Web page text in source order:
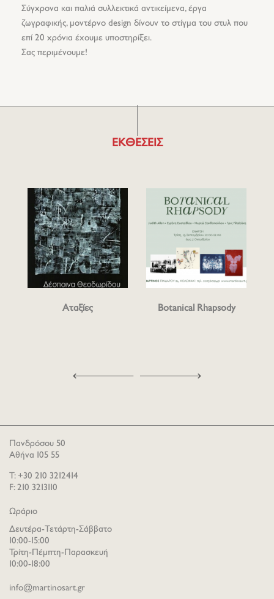
Σύγχρονα και παλιά συλλεκτικά αντικείμενα, έργα
ζωγραφικής, μοντέρνο design δίνουν το στίγμα του στυλ που
επί 20 χρόνια έχουμε υποστηρίξει.
Σας περιμένουμε!
ΕΚΘΕΣΕΙΣ
Αταξίες Botanical Rhapsody
Πανδρόσου 50
Αθήνα 105 55
T: +30 210 3212414
F: 210 3213110
Ωράριο
Δευτέρα-Τετάρτη-Σάββατο
10:00-15:00
Τρίτη-Πέμπτη-Παρασκευή
10:00-18:00
info@martinosart.gr